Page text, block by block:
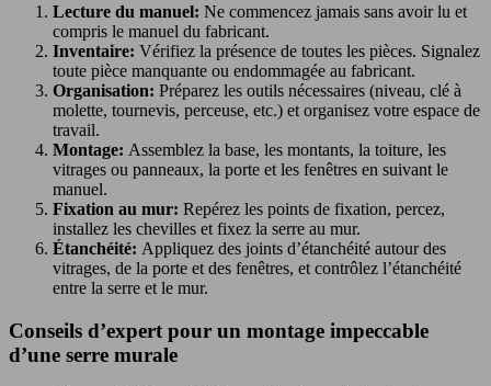
Lecture du manuel: Ne commencez jamais sans avoir lu et
compris le manuel du fabricant.
Inventaire: Vérifiez la présence de toutes les pièces. Signalez
toute pièce manquante ou endommagée au fabricant.
Organisation: Préparez les outils nécessaires (niveau, clé à
molette, tournevis, perceuse, etc.) et organisez votre espace de
travail.
Montage: Assemblez la base, les montants, la toiture, les
vitrages ou panneaux, la porte et les fenêtres en suivant le
manuel.
Fixation au mur: Repérez les points de fixation, percez,
installez les chevilles et fixez la serre au mur.
Étanchéité: Appliquez des joints d’étanchéité autour des
vitrages, de la porte et des fenêtres, et contrôlez l’étanchéité
entre la serre et le mur.
Conseils d’expert pour un montage impeccable
d’une serre murale